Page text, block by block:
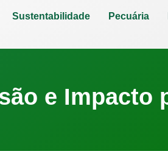
Sustentabilidade Pecuária
e Impacto